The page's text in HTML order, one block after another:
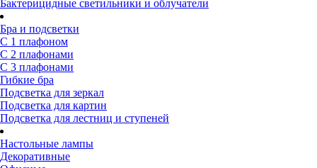
Бактерицидные светильники и облучатели
Бра и подсветки
С 1 плафоном
С 2 плафонами
С 3 плафонами
Гибкие бра
Подсветка для зеркал
Подсветка для картин
Подсветка для лестниц и ступеней
Настольные лампы
Декоративные